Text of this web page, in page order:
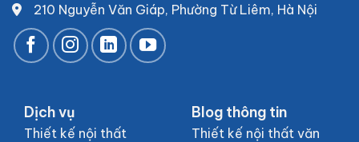
210 Nguyễn Văn Giáp, Phường Từ Liêm, Hà Nội
Dịch vụ
Thiết kế nội thất
Blog thông tin
Thiết kế nội thất văn